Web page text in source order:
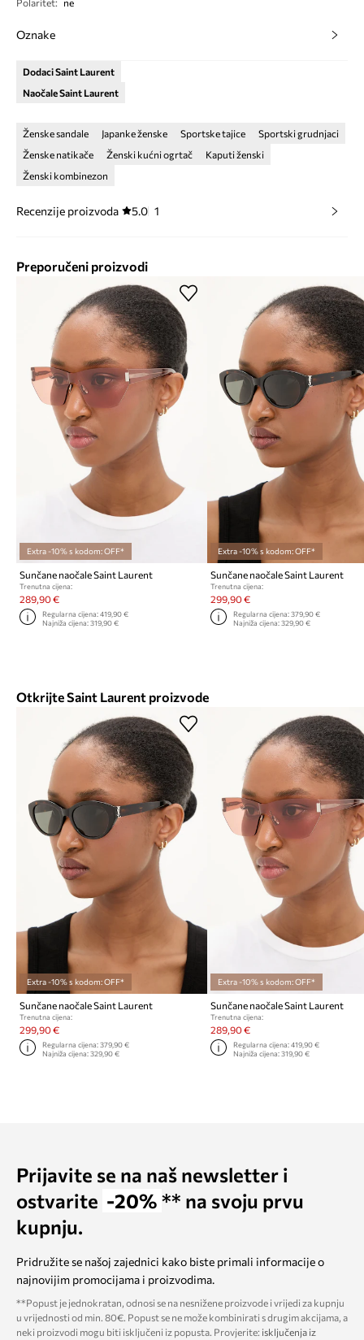
Polaritet: ne
Oznake
Dodaci Saint Laurent
Naočale Saint Laurent
Ženske sandale Japanke ženske Sportske tajice
Sportski grudnjaci
Ženske natikače
Ženski kućni ogrtač
Kaputi ženski
Ženski kombinezon
Recenzije proizvoda 5.0 1
Preporučeni proizvodi
Extra -10% s kodom: OFF*
Sunčane naočale Saint Laurent
Trenutna cijena:
289,90 €
Regularna cijena:419,90 €
Najniža cijena:319,90 €
Extra -10% s kodom: OFF*
Sunčane naočale Saint Laurent
Trenutna cijena:
299,90 €
Regularna cijena: 379,90 €
Najniža cijena: 329,90 €
Otkrijte Saint Laurent proizvode
Extra -10% s kodom: OFF*
Sunčane naočale Saint Laurent
Trenutna cijena:
299,90 €
Regularna cijena:379,90 €
Najniža cijena:329,90 €
Extra -10% s kodom: OFF*
Sunčane naočale Saint Laurent
Trenutna cijena:
289,90 €
Regularna cijena: 419,90 €
Najniža cijena: 319,90 €
Prijavite se na naš newsletter i
ostvarite -20% ** na svoju prvu
kupnju.
Pridružite se našoj zajednici kako biste primali informacije o
najnovijim promocijama i proizvodima.
**Popust je jednokratan, odnosi se na nesnižene proizvode i vrijedi za kupnju
u vrijednosti od min. 80€. Popust se ne može kombinirati s drugim akcijama, a
neki proizvodi mogu biti isključeni iz popusta. Provjerite: isključenja iz